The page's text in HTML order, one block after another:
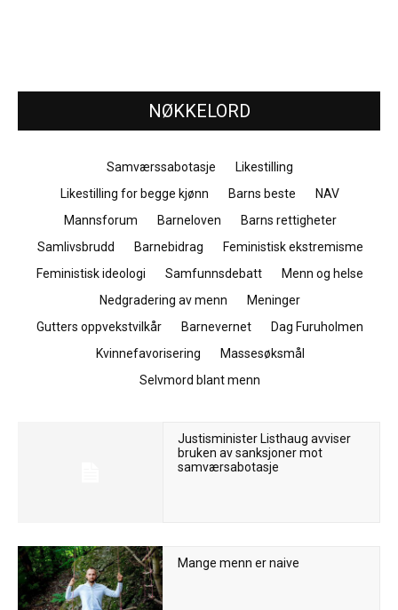
NØKKELORD
Samværssabotasje
Likestilling
Likestilling for begge kjønn
Barns beste
NAV
Mannsforum
Barneloven
Barns rettigheter
Samlivsbrudd
Barnebidrag
Feministisk ekstremisme
Feministisk ideologi
Samfunnsdebatt
Menn og helse
Nedgradering av menn
Meninger
Gutters oppvekstvilkår
Barnevernet
Dag Furuholmen
Kvinnefavorisering
Massesøksmål
Selvmord blant menn
Justisminister Listhaug avviser
bruken av sanksjoner mot
samværsabotasje
Mange menn er naive